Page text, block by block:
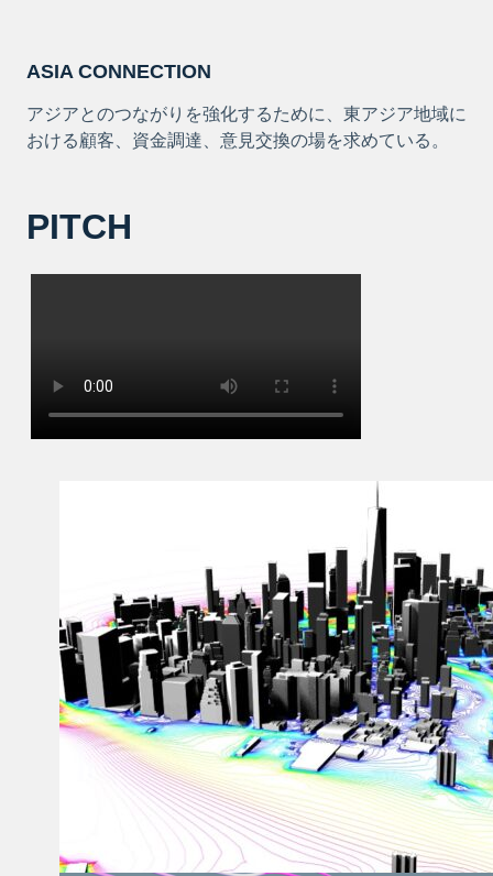
ASIA CONNECTION
アジアとのつながりを強化するために、東アジア地域に
おける顧客、資金調達、意見交換の場を求めている。
PITCH